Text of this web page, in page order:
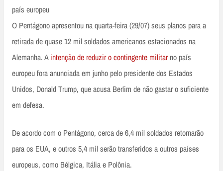
país europeu
O Pentágono apresentou na quarta-feira (29/07) seus planos para a
retirada de quase 12 mil soldados americanos estacionados na
Alemanha. Aintenção de reduzir o contingente militarno país
europeu fora anunciada em junho pelo presidente dos Estados
Unidos, Donald Trump, que acusa Berlim de não gastar o suficiente
em defesa.
De acordo com o Pentágono, cerca de 6,4 mil soldados retornarão
para os EUA, e outros 5,4 mil serão transferidos a outros países
europeus, como Bélgica, Itália e Polônia.